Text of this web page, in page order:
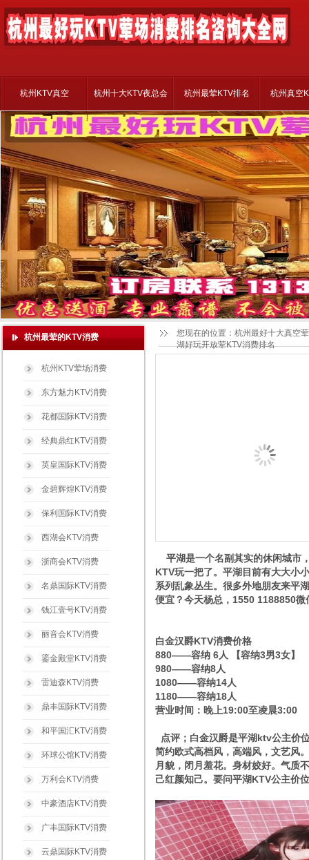
杭州KTV真空 杭州十大KTV夜总会 杭州最荤KTV排名 杭州真空
杭州最荤的KTV消费
杭州KTV荤场消费
东方魅力KTV消费
花都国际KTV消费
经典鼎红KTV消费
英皇国际KTV消费
金碧辉煌KTV消费
保利国际KTV消费
西湖会KTV消费
浙商会KTV消费
名鼎国际KTV消费
钱江壹号KTV消费
丽音会KTV消费
鎏金殿堂KTV消费
雷迪森KTV消费
鼎丰国际KTV消费
和平国汇KTV消费
环球公馆KTV消费
万利会KTV消费
中豪酒店KTV消费
广丰国际KTV消费
云鼎国际KTV消费
您现在的位置： 杭州最好十大真空
湖好玩开放荤KTV消费排名
平湖是一个名副其实的休闲城市
KTV玩一把了。平湖目前有大大小
系列乱象丛生。很多外地朋友来平
便宜？今天杨总，1550 1188850
白金汉爵KTV消费价格
880——容纳 6人 【容纳3男3女】
980——容纳8人
1080——容纳14人
1180——容纳18人
营业时间：晚上19:00至凌晨3:00
点评；白金汉爵是平湖ktv公主价
简约欧式高档风，高端风，文艺风
月貌，闭月羞花。身材姣好。气质
己红颜知己。要问平湖KTV公主价